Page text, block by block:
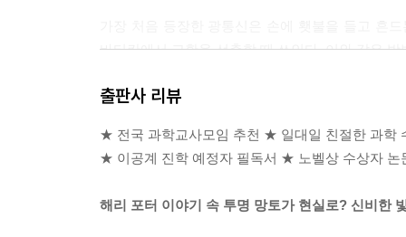
바티칸에서 교황을 선출할 때 쓰인다. 이와 같은
대에 빛이 갇혀 있는 형태를 광섬유라고 부른다.
--- p.85
광자의 반응집성(Photon antibunching)은 광원에
출판사 리뷰
★ 전국 과학교사모임 추천 ★ 일대일 친절한 과학
★ 이공계 진학 예정자 필독서 ★ 노벨상 수상자 논
해리 포터 이야기 속 투명 망토가 현실로? 신비한